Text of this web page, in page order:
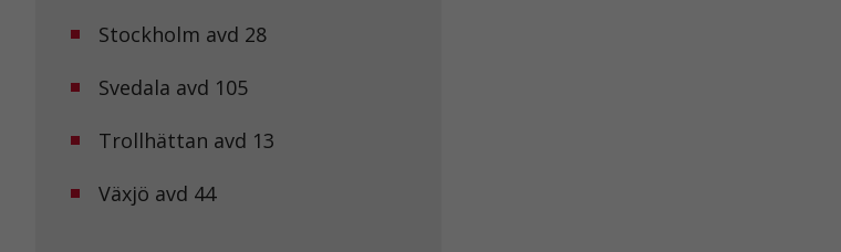
Stockholm avd 28
Svedala avd 105
Trollhättan avd 13
Växjö avd 44